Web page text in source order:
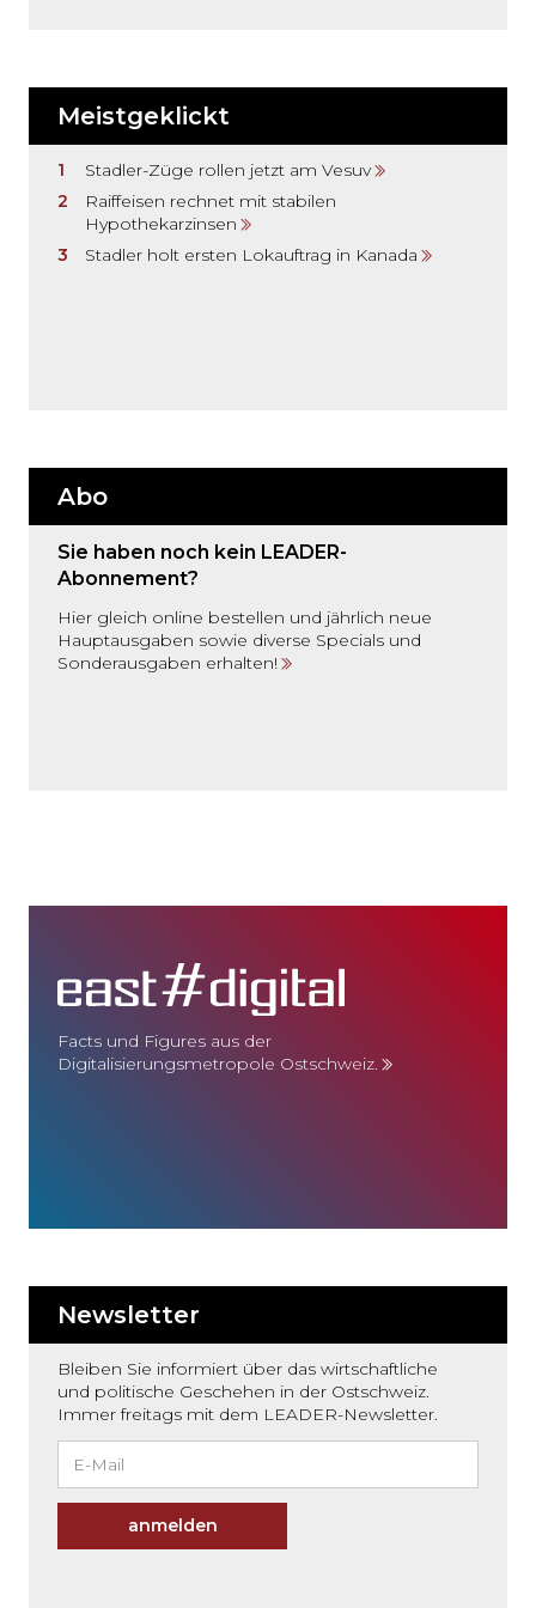
Meistgeklickt
Stadler-Züge rollen jetzt am Vesuv
Raiffeisen rechnet mit stabilen
Hypothekarzinsen
Stadler holt ersten Lokauftrag in Kanada
Abo
Sie haben noch kein LEADER-
Abonnement?
Hier gleich online bestellen und jährlich neue
Hauptausgaben sowie diverse Specials und
Sonderausgaben erhalten!
Facts und Figures aus der
Digitalisierungsmetropole Ostschweiz.
Newsletter
Bleiben Sie informiert über das wirtschaftliche
und politische Geschehen in der Ostschweiz.
Immer freitags mit dem LEADER-Newsletter.
anmelden